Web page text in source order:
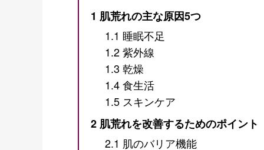
1 肌荒れの主な原因5つ
1.1 睡眠不足
1.2紫外線
1.3 乾燥
1.4食生活
1.5 スキンケア
2 肌荒れを改善するためのポイント
2.1 肌のバリア機能